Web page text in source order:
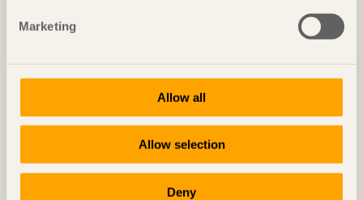
Marketing
Allow all
Allow selection
Deny
Diskret placerat experiment
på Lisö, Sverige avIn Praise of Shadows
Foto: Mads Frederik Christensen